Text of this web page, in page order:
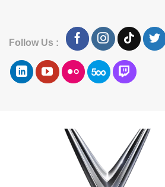
Follow Us :